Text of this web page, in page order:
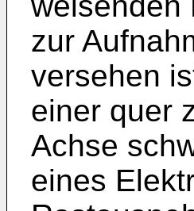
zur
versehen
einer quer
Achse
eines